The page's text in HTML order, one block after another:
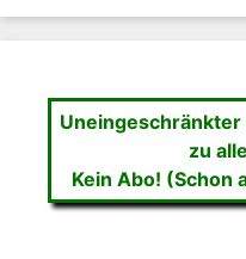
zu
Kein Abo! (Schon